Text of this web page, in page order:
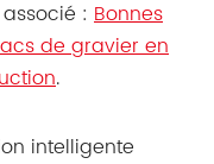
: Bonnes
de gravier en
.
intelligente